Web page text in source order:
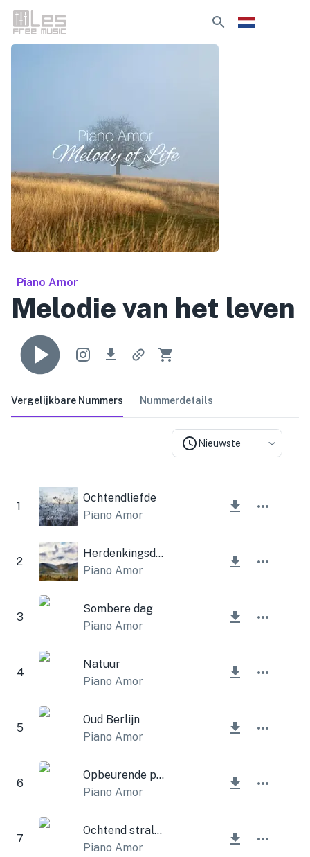
Piano Amor
Melodie van het leven
Vergelijkbare Nummers Nummerdetails
Nieuwste
1
Ochtendliefde
Piano Amor
2
Herdenkingsdatum
Piano Amor
3
Sombere dag
Piano Amor
4
Natuur
Piano Amor
5
Oud Berlijn
Piano Amor
6
Opbeurende piano
Piano Amor
7
Ochtend stralen
Piano Amor